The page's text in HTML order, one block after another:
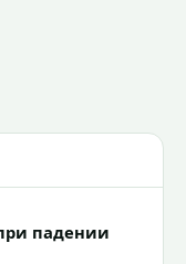
падении